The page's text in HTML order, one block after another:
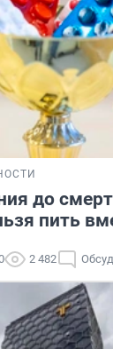
до
пить
2 482